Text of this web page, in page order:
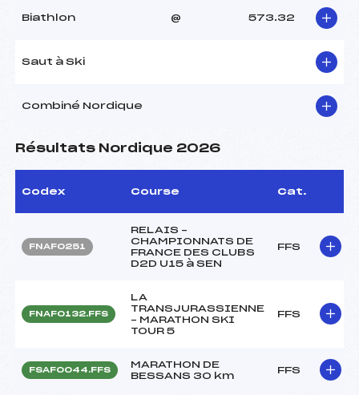
Biathlon @ 573.32
Saut à Ski
Combiné Nordique
Résultats Nordique 2026
Codex Course Cat.
FNAF0251
RELAIS –
CHAMPIONNATS DE
FRANCE DES CLUBS
D2D U15 à SEN
FFS
FNAF0132.FFS
LA
TRANSJURASSIENNE
– MARATHON SKI
TOUR 5
FFS
FSAF0044.FFS
MARATHON DE
BESSANS 30 km
FFS